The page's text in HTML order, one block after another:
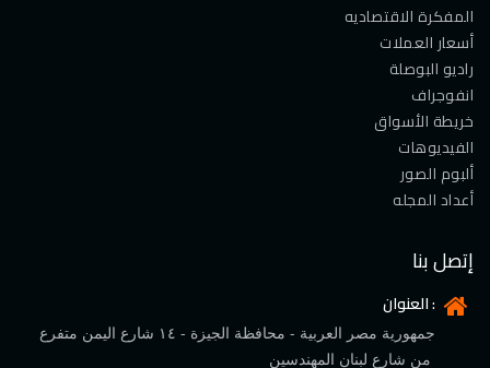
المفكرة الاقتصاديه
أسعار العملات
راديو البوصلة
انفوجراف
خريطة الأسواق
الفيديوهات
ألبوم الصور
أعداد المجله
إتصل بنا
العنوان :
جمهورية مصر العربية - محافظة الجيزة - ١٤ شارع اليمن متفرع